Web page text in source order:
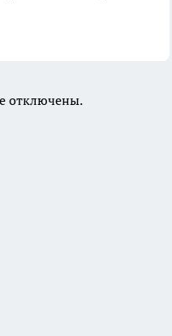
отключены.